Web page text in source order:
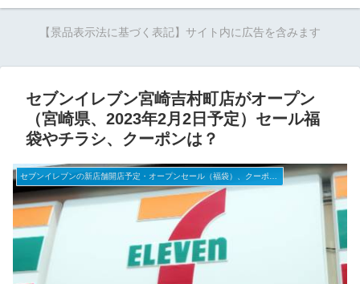
【景品表示法に基づく表記】サイト内に広告を含みます
セブンイレブン宮崎吉村町店がオープン
（宮崎県、2023年2月2日予定）セール福
袋やチラシ、クーポンは？